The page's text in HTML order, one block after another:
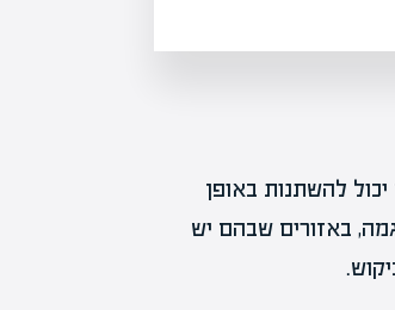
להשתנות באופן
באזורים שבהם יש